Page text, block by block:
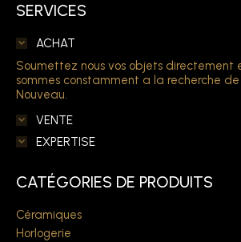
SERVICES
ACHAT
Soumettez nous vos objets directement
sommes constamment a la recherche
Nouveau.
VENTE
EXPERTISE
CATÉGORIES DE PRODUITS
Céramiques
Horlogerie